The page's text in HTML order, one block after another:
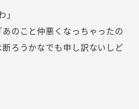
」
のこと仲悪くなっちゃったの
ろうかなでも申し訳ないしど